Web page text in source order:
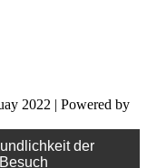
2022 | Powered by
der